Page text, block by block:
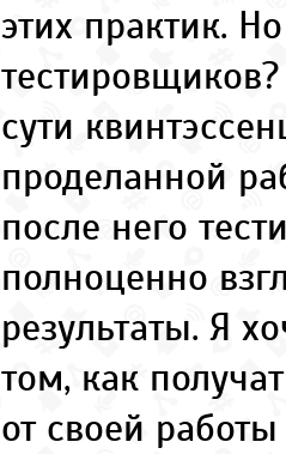
этих практик.
сути
проделанной
после него
полноценно
результаты. Я
том, как
от своей